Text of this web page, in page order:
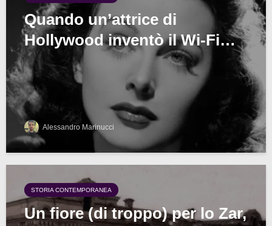
Quando un’attrice di
Hollywood inventò il Wi-Fi…
Alessandro Marinucci
STORIA CONTEMPORANEA
Un fiore (di troppo) per lo Zar,